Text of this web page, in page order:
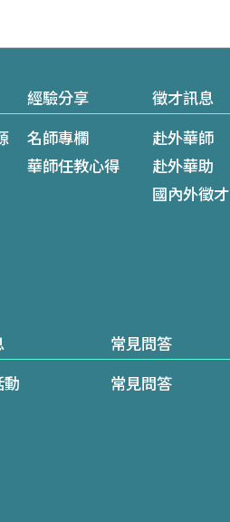
經驗分享
名師專欄
華師任教心得
徵才訊息
赴外華師
赴外華助
國內外徵才
動
常見問答
常見問答